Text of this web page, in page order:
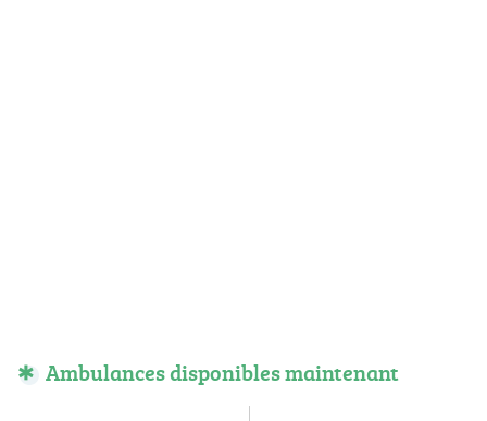
Ambulances disponibles maintenant